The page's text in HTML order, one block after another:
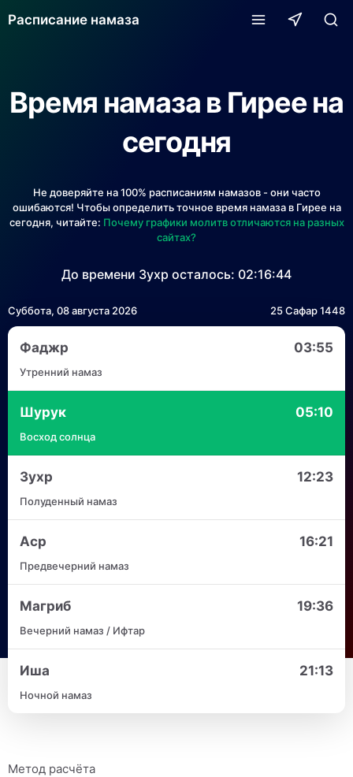
Расписание намаза
Время намаза в Гирее на
сегодня
Не доверяйте на 100% расписаниям намазов - они часто
ошибаются! Чтобы определить точное время намаза в Гирее на
сегодня, читайте: Почему графики молитв отличаются на разных
сайтах?
До времени Зухр осталось: 02:16:44
Суббота, 08 августа 2026 25 Сафар 1448
Фаджр 03:55
Утренний намаз
Шурук 05:10
Восход солнца
Зухр 12:23
Полуденный намаз
Аср 16:21
Предвечерний намаз
Магриб 19:36
Вечерний намаз / Ифтар
Иша 21:13
Ночной намаз
Метод расчёта